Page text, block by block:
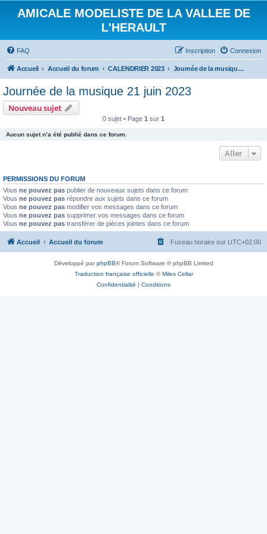
AMICALE MODELISTE DE LA VALLEE DE
L'HERAULT
FAQ Connexion
Inscription
Accueil Accueil du forum CALENDRIER 2023 Journée de la musique 21 juin 2023
Journée de la musique 21 juin 2023
Nouveau sujet
0 sujet • Page 1 sur 1
Aucun sujet n’a été publié dans ce forum.
Aller
PERMISSIONS DU FORUM
Vous ne pouvez pas publier de nouveaux sujets dans ce forum
Vous ne pouvez pas répondre aux sujets dans ce forum
Vous ne pouvez pas modifier vos messages dans ce forum
Vous ne pouvez pas supprimer vos messages dans ce forum
Vous ne pouvez pas transférer de pièces jointes dans ce forum
Accueil Accueil du forum Fuseau horaire sur UTC+02:00
Développé parphpBB® Forum Software © phpBB Limited
Traduction française officielle ©Miles Cellar
Confidentialité | Conditions